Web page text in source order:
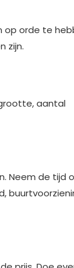
op orde te
zijn.
aantal
Neem de tijd